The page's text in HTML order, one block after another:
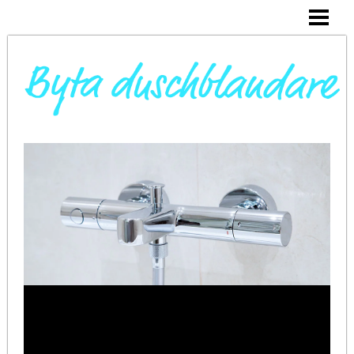
BYTA VARMVATTENBEREDARE
BYTA BLANDARE I HANDFAT